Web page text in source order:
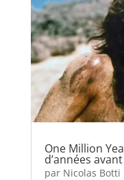
One Million
d’années avant
par Nicolas Botti